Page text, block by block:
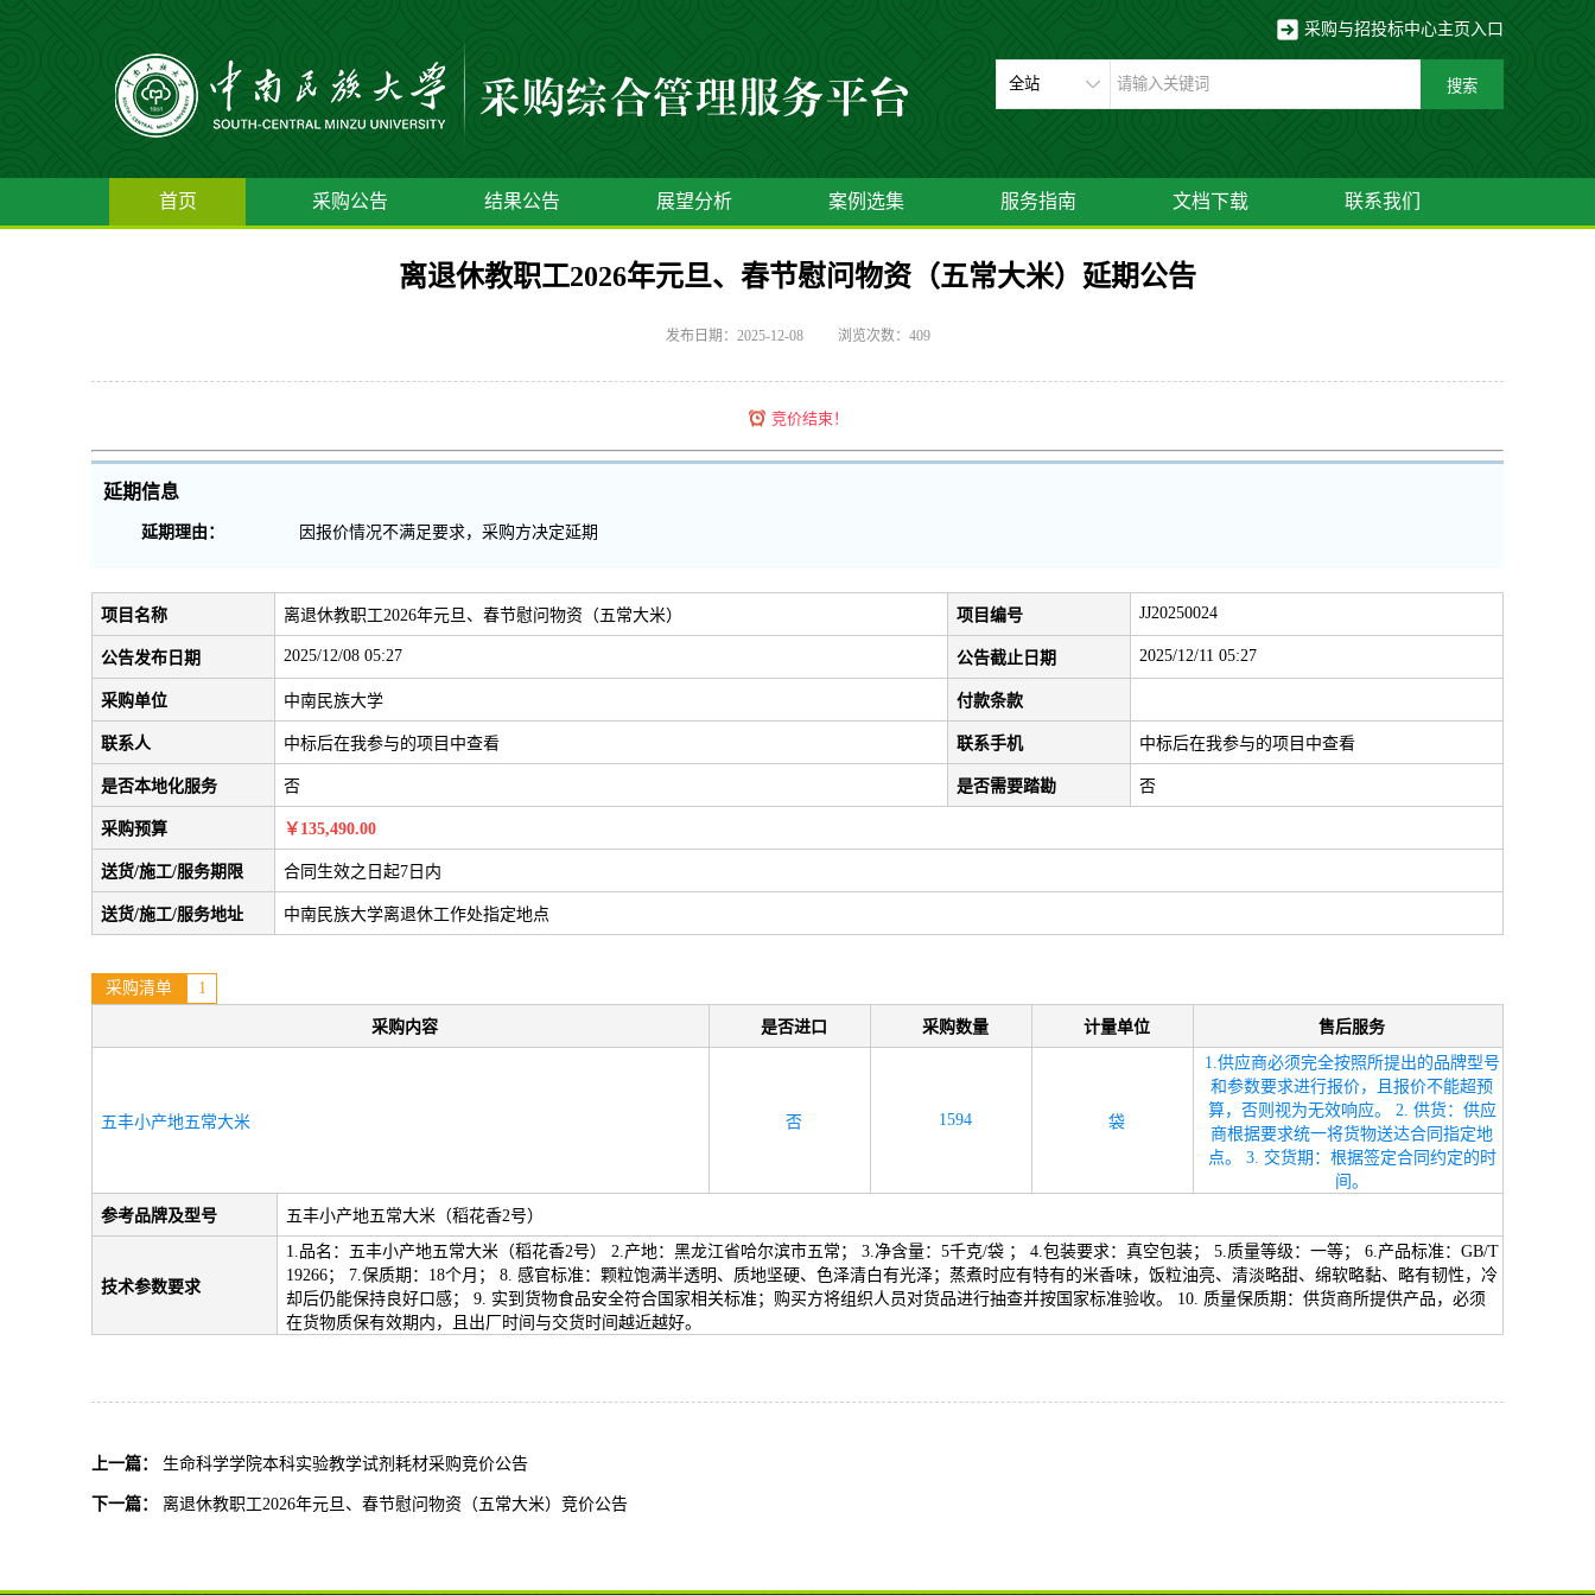
采购与招投标中心主页入口
首页 采购公告 结果公告 展望分析 案例选集 服务指南 文档下载 联系我们
离退休教职工2026年元旦、春节慰问物资（五常大米）延期公告
发布日期：2025-12-08 浏览次数： 409
竞价结束！
延期信息
延期理由： 因报价情况不满足要求，采购方决定延期
项目名称 离退休教职工2026年元旦、春节慰问物资（五常大米） 项目编号 JJ20250024
公告发布日期 2025/12/08 05:27 公告截止日期 2025/12/11 05:27
采购单位 中南民族大学 付款条款
联系人 中标后在我参与的项目中查看 联系手机 中标后在我参与的项目中查看
是否本地化服务 否 是否需要踏勘 否
采购预算 ￥135,490.00
送货/施工/服务期限 合同生效之日起7日内
送货/施工/服务地址 中南民族大学离退休工作处指定地点
采购清单 1
采购内容 是否进口 采购数量 计量单位 售后服务
五丰小产地五常大米 否 1594 袋
1.供应商必须完全按照所提出的品牌型号
和参数要求进行报价，且报价不能超预
算，否则视为无效响应。 2. 供货：供应
商根据要求统一将货物送达合同指定地
点。 3. 交货期：根据签定合同约定的时
间。
参考品牌及型号
五丰小产地五常大米（稻花香2号）
技术参数要求
1.品名：五丰小产地五常大米（稻花香2号） 2.产地：黑龙江省哈尔滨市五常； 3.净含量：5千克/袋 ； 4.包装要求：真空包装； 5.质量等级：一等； 6.产品标准：GB/T
19266； 7.保质期：18个月； 8. 感官标准：颗粒饱满半透明、质地坚硬、色泽清白有光泽；蒸煮时应有特有的米香味，饭粒油亮、清淡略甜、绵软略黏、略有韧性，冷
却后仍能保持良好口感； 9. 实到货物食品安全符合国家相关标准；购买方将组织人员对货品进行抽查并按国家标准验收。 10. 质量保质期：供货商所提供产品，必须
在货物质保有效期内，且出厂时间与交货时间越近越好。
上一篇： 生命科学学院本科实验教学试剂耗材采购竞价公告
下一篇： 离退休教职工2026年元旦、春节慰问物资（五常大米）竞价公告